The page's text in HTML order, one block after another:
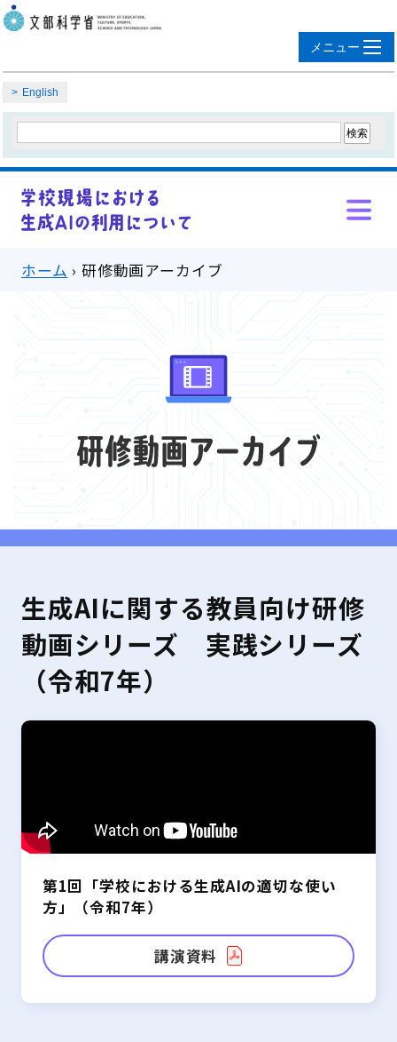
English
ホーム › 研修動画アーカイブ
生成AIに関する教員向け研修
動画シリーズ 実践シリーズ
（令和7年）
第1回「学校における生成AIの適切な使い
方」（令和7年）
講演資料